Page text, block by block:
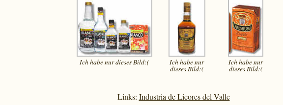
Ich habe nur diesesBild:( Ich habe nur
diesesBild:(
Ich habe nur
diesesBild:(
Links: Industria de Licores del Valle